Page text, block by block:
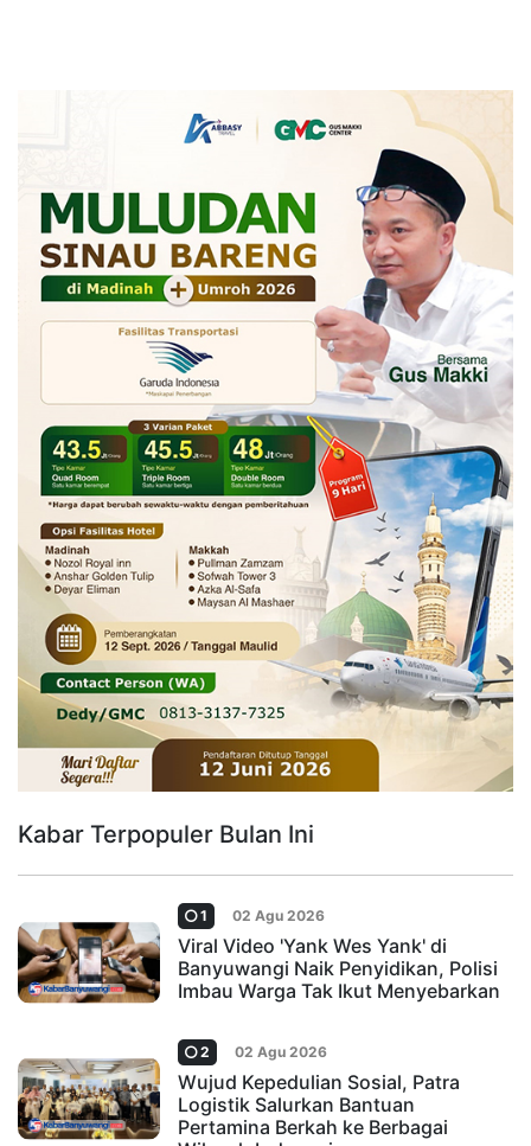
Kabar Terpopuler Bulan Ini
1 02 Agu 2026
Viral Video 'Yank Wes Yank' di
Banyuwangi Naik Penyidikan, Polisi
Imbau Warga Tak Ikut Menyebarkan
2 02 Agu 2026
Wujud Kepedulian Sosial, Patra
Logistik Salurkan Bantuan
Pertamina Berkah ke Berbagai